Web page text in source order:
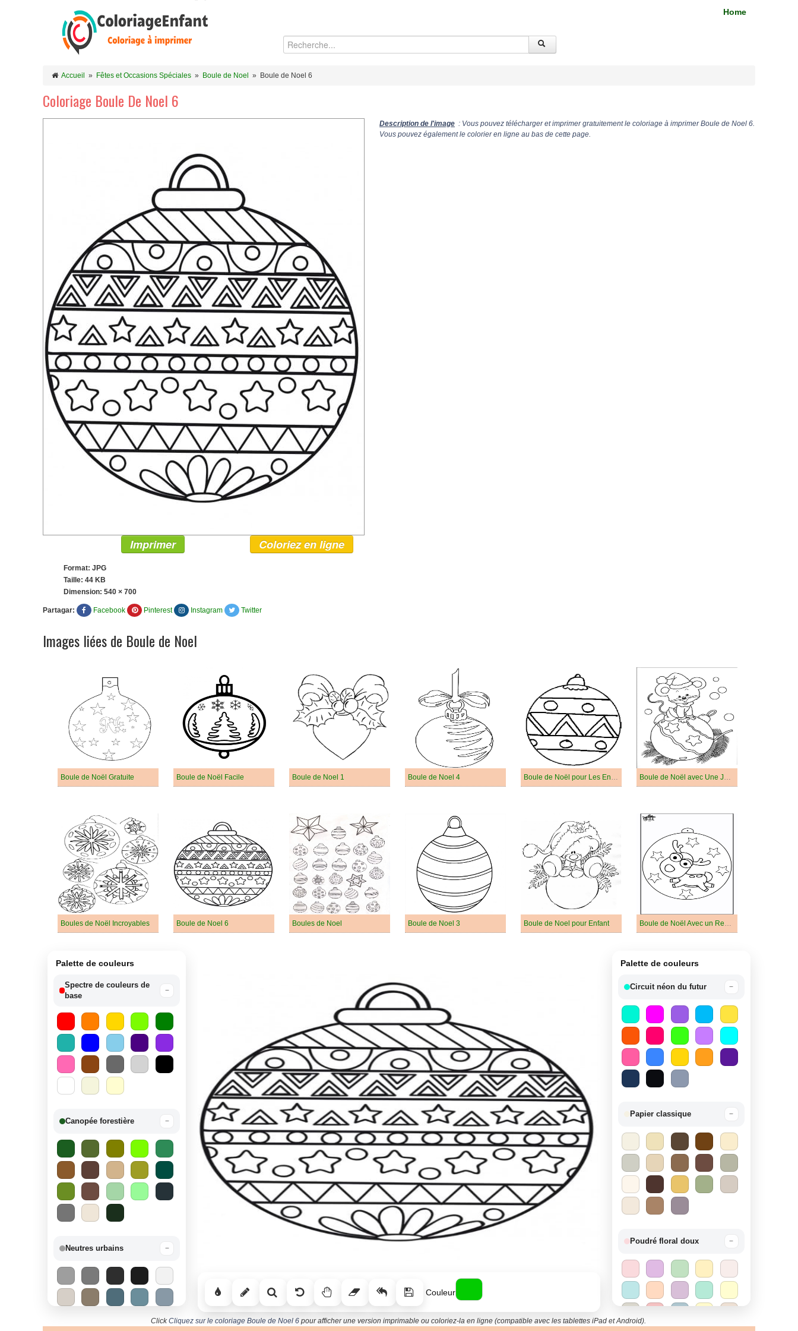
Home
Accueil » Fêtes et Occasions Spéciales » Boule de Noel » Boule de Noel 6
Coloriage Boule De Noel 6
Description de l'image : Vous pouvez télécharger et imprimer gratuitement le coloriage à imprimer Boule de Noel 6.
Vous pouvez également le colorier en ligne au bas de cette page.
Imprimer Coloriez en ligne
Format: JPG
Taille: 44 KB
Dimension: 540 × 700
Partagar: Facebook Pinterest Instagram Twitter
Images liées de Boule de Noel
Boule de Noël Gratuite Boule de Noël Facile Boule de Noel 1 Boule de Noel 4 Boule de Noël pour Les Enfants Boule de Noël avec Une Jolie Souris
Boules de Noël Incroyables Boule de Noel 6 Boules de Noel Boule de Noel 3 Boule de Noel pour Enfant Boule de Noël Avec un Renne
Palette de couleurs
Spectre de couleurs de
base
−
Canopée forestière −
Neutres urbains −
Couleur
Palette de couleurs
Circuit néon du futur −
Papier classique −
Poudré floral doux −
ClickCliquez sur le coloriage Boule de Noel 6pour afficher une version imprimable ou coloriez-la en ligne (compatible avec les tablettes iPad et Android).